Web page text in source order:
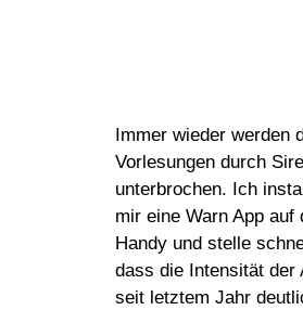
Immer wieder werden
Vorlesungen durch
unterbrochen. Ich
mir eine Warn App auf
Handy und stelle
dass die Intensität der
seit letztem Jahr